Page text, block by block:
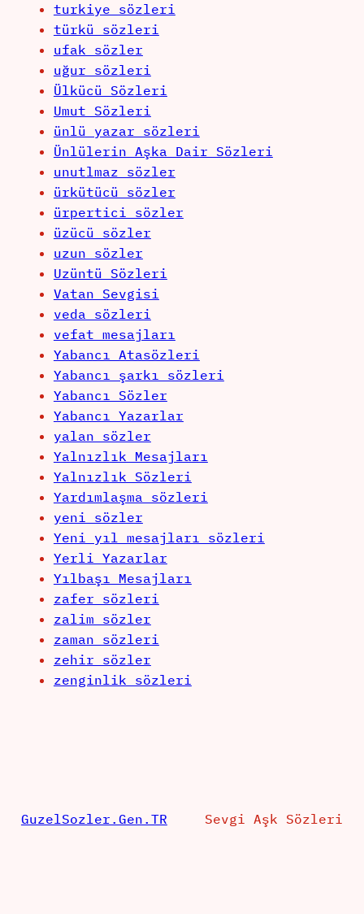
turkiye sözleri
türkü sözleri
ufak sözler
uğur sözleri
Ülkücü Sözleri
Umut Sözleri
ünlü yazar sözleri
Ünlülerin Aşka Dair Sözleri
unutlmaz sözler
ürkütücü sözler
ürpertici sözler
üzücü sözler
uzun sözler
Uzüntü Sözleri
Vatan Sevgisi
veda sözleri
vefat mesajları
Yabancı Atasözleri
Yabancı şarkı sözleri
Yabancı Sözler
Yabancı Yazarlar
yalan sözler
Yalnızlık Mesajları
Yalnızlık Sözleri
Yardımlaşma sözleri
yeni sözler
Yeni yıl mesajları sözleri
Yerli Yazarlar
Yılbaşı Mesajları
zafer sözleri
zalim sözler
zaman sözleri
zehir sözler
zenginlik sözleri
GuzelSozler.Gen.TR Sevgi Aşk Sözleri